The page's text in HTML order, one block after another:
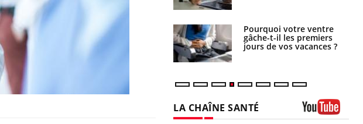
Pourquoi votre ventre
gâche-t-il les premiers
jours de vos vacances ?
Pourquoi manger moins
de protéines pourrait
finalement être bénéfique
LA CHAÎNE SANTÉ